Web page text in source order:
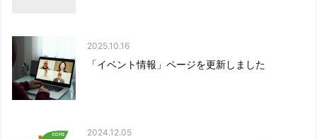
2025.10.16
「イベント情報」ページを更新しました
2024.12.05